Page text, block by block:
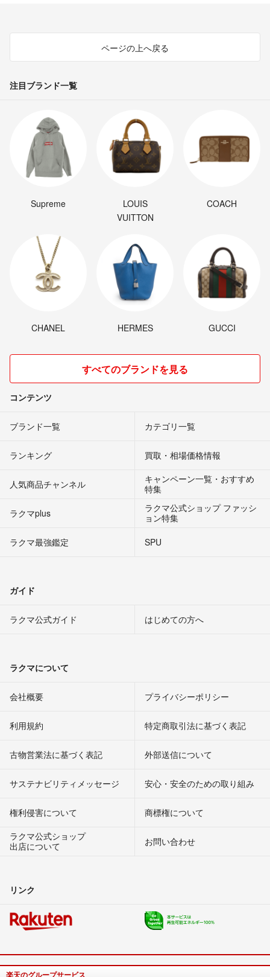
ページの上へ戻る
注目ブランド一覧
Supreme
LOUIS
VUITTON
COACH
CHANEL HERMES GUCCI
すべてのブランドを見る
コンテンツ
ブランド一覧 カテゴリ一覧
ランキング 買取・相場価格情報
人気商品チャンネル
キャンペーン一覧・おすすめ
特集
ラクマplus
ラクマ公式ショップ ファッシ
ョン特集
ラクマ最強鑑定
SPU
ガイド
ラクマ公式ガイド はじめての方へ
ラクマについて
会社概要 プライバシーポリシー
利用規約 特定商取引法に基づく表記
古物営業法に基づく表記 外部送信について
サステナビリティメッセージ 安心・安全のための取り組み
権利侵害について
商標権について
ラクマ公式ショップ
出店について
お問い合わせ
リンク